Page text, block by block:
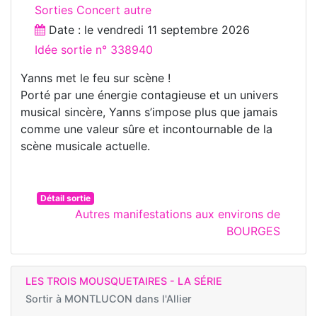
Sorties Concert autre
Date : le vendredi 11 septembre 2026
Idée sortie n° 338940
Yanns met le feu sur scène !
Porté par une énergie contagieuse et un univers
musical sincère, Yanns s’impose plus que jamais
comme une valeur sûre et incontournable de la
scène musicale actuelle.
Détail sortie
Autres manifestations aux environs de
BOURGES
LES TROIS MOUSQUETAIRES - LA SÉRIE
Sortir à MONTLUCON dans l'Allier